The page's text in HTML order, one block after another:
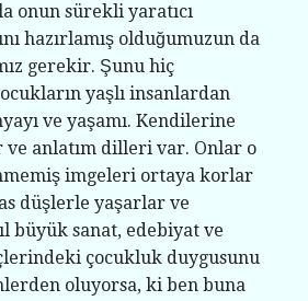
onun sürekli yaratıcı
hazırlamış olduğumuzun da
gerekir. Şunu hiç
yaşlı insanlardan
ve yaşamı. Kendilerine
ve anlatım dilleri var. Onlar o
imgeleri ortaya korlar
düşlerle yaşarlar ve
büyük sanat, edebiyat ve
çocukluk duygusunu
oluyorsa, ki ben buna